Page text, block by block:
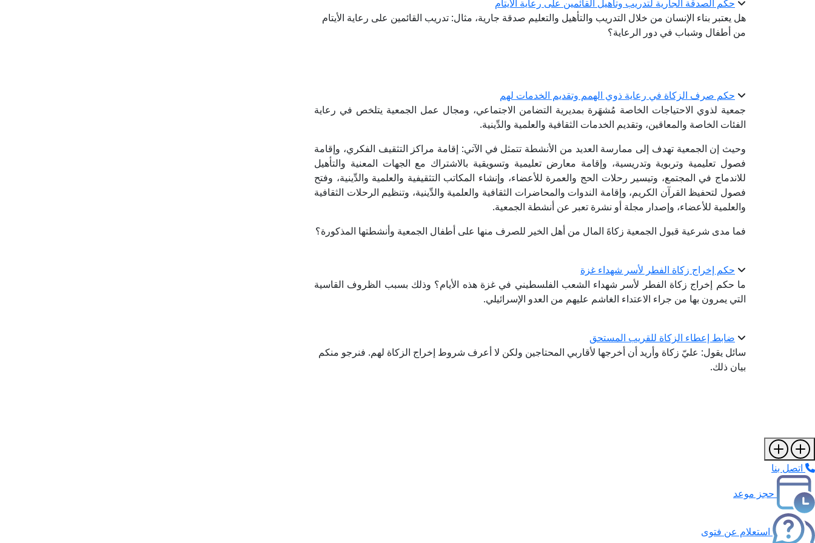
حكم الصدقة الجارية لتدريب وتأهيل القائمين على رعاية الأيتام
هل يعتبر بناء الإنسان من خلال التدريب والتأهيل والتعليم صدقة جارية، مثال: تدريب القائمين على رعاية الأيتام
من أطفال وشباب في دور الرعاية؟
حكم صرف الزكاة في رعاية ذوي الهمم وتقديم الخدمات لهم
جمعية لذوي الاحتياجات الخاصة مُشهَرة بمديرية التضامن الاجتماعي، ومجال عمل الجمعية يتلخص في رعاية
الفئات الخاصة والمعاقين، وتقديم الخدمات الثقافية والعلمية والدِّينية.
وحيث إن الجمعية تهدف إلى ممارسة العديد من الأنشطة تتمثل في الآتي: إقامة مراكز التثقيف الفكري، وإقامة
فصول تعليمية وتربوية وتدريسية، وإقامة معارض تعليمية وتسويقية بالاشتراك مع الجهات المعنية والتأهيل
للاندماج في المجتمع، وتيسير رحلات الحج والعمرة للأعضاء، وإنشاء المكاتب التثقيفية والعلمية والدِّينية، وفتح
فصول لتحفيظ القرآن الكريم، وإقامة الندوات والمحاضرات الثقافية والعلمية والدِّينية، وتنظيم الرحلات الثقافية
والعلمية للأعضاء، وإصدار مجلة أو نشرة تعبر عن أنشطة الجمعية.
فما مدى شرعية قبول الجمعية زكاةَ المال من أهل الخير للصرف منها على أطفال الجمعية وأنشطتها المذكورة؟
حكم إخراج زكاة الفطر لأسر شهداء غزة
ما حكم إخراج زكاة الفطر لأسر شهداء الشعب الفلسطيني في غزة هذه الأيام؟ وذلك بسبب الظروف القاسية
التي يمرون بها من جراء الاعتداء الغاشم عليهم من العدو الإسرائيلي.
ضابط إعطاء الزكاة للقريب المستحق
سائل يقول: عليّ زكاة وأريد أن أخرجها لأقاربي المحتاجين ولكن لا أعرف شروط إخراج الزكاة لهم. فنرجو منكم
بيان ذلك.
اتصل بنا
حجز موعد
استعلام عن فتوى